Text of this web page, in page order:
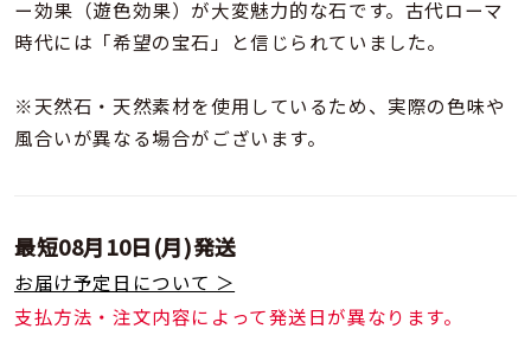
メンズ
リングサイズ
～
価格 ¥0
在庫ありのみ
ー効果（遊色効果）が大変魅力的な石です。古代ローマ
時代には「希望の宝石」と信じられていました。
※天然石・天然素材を使用しているため、実際の色味や
風合いが異なる場合がございます。
最短08月10日(月)発送
お届け予定日について ＞
支払方法・注文内容によって発送日が異なります。